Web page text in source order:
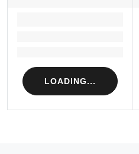
LOADING...